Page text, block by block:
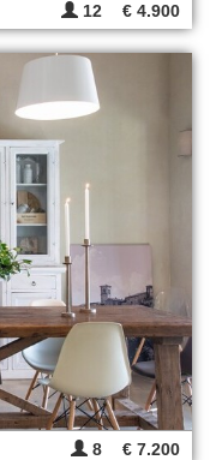
12 € 4.900
8 € 7.200